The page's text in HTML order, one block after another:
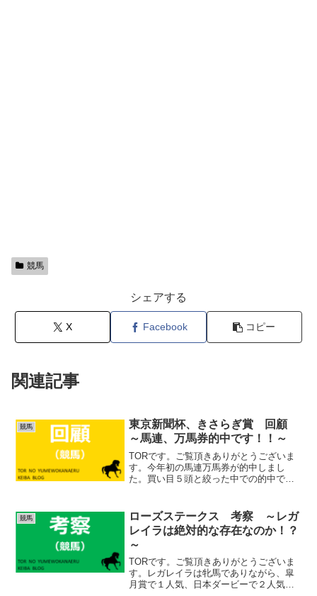
競馬
シェアする
X Facebook コピー
関連記事
競馬
東京新聞杯、きさらぎ賞 回顧
～馬連、万馬券的中です！！～
TORです。ご覧頂きありがとうございま
す。今年初の馬連万馬券が的中しまし
た。買い目５頭と絞った中での的中でし
ラクシー（単勝1.3倍）を嫌い的中。日曜
日は東京新聞杯でマ...
競馬
ローズステークス 考察 ～レガ
レイラは絶対的な存在なのか！？
～
TORです。ご覧頂きありがとうございま
す。レガレイラは牝馬でありながら、皐
月賞で１人気、日本ダービーで２人気